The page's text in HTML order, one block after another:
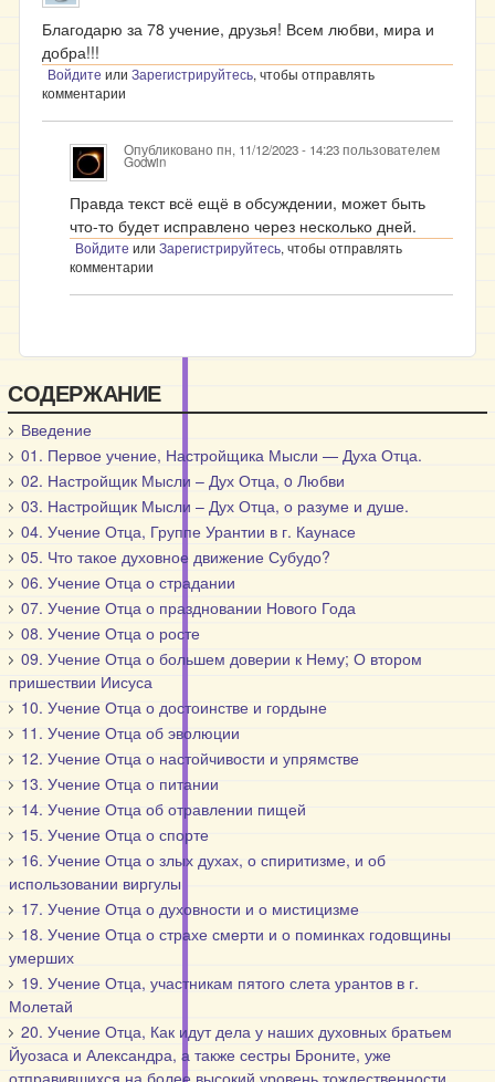
Благодарю за 78 учение, друзья! Всем любви, мира и
добра!!!
Войдите или Зарегистрируйтесь, чтобы отправлять
комментарии
Опубликовано пн, 11/12/2023 - 14:23пользователем
Godwin
Правда текст всё ещё в обсуждении, может быть
что-то будет исправлено через несколько дней.
Войдите или Зарегистрируйтесь, чтобы отправлять
комментарии
СОДЕРЖАНИЕ
Введение
01. Первое учение, Настройщика Мысли — Духа Отца.
02. Настройщик Мысли – Дух Отца, o Любви
03. Настройщик Мысли – Дух Отца, о разуме и душе.
04. Учение Отца, Группе Урантии в г. Каунасе
05. Что такое духовное движение Субудо?
06. Учение Отца о страдании
07. Учение Отца о праздновании Нового Года
08. Учение Отца о росте
09. Учение Отца о большем доверии к Нему; О втором
пришествии Иисуса
10. Учение Отца о достоинстве и гордыне
11. Учение Отца об эволюции
12. Учение Отца о настойчивости и упрямстве
13. Учение Отца о питании
14. Учение Отца об отравлении пищей
15. Учение Отца о спорте
16. Учение Отца о злых духах, о спиритизме, и об
использовании виргулы
17. Учение Отца о духовности и о мистицизме
18. Учение Отца о страхе смерти и о поминках годовщины
умерших
19. Учение Отца, участникам пятого слета урантов в г.
Молетай
20. Учение Отца, Как идут дела у наших духовных братьем
Йуозаса и Александра, а также сестры Броните, уже
отправившихся на более высокий уровень тождественности